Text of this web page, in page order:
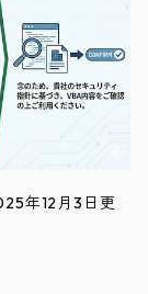
年12月3日更